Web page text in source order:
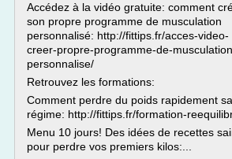
Accédez à la vidéo gratuite: comment
son propre programme de musculation
personnalisé: http://fittips.fr/acces-video-
creer-propre-programme-de-
personnalise/
Retrouvez les formations:
Comment perdre du poids rapidement
régime: http://fittips.fr/formation-
Menu 10 jours! Des idées de recettes
pour perdre vos premiers kilos:...